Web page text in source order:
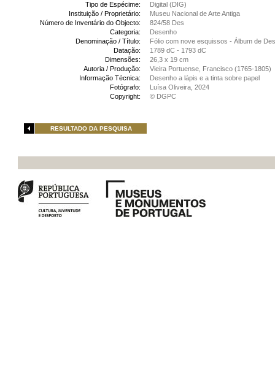
Tipo de Espécime:
Digital (DIG)
Instituição / Proprietário:
Museu Nacional de Arte Antiga
Número de Inventário do Objecto:
824/58 Des
Categoria:
Desenho
Denominação / Título:
Fólio com nove esquissos - Álbum de
Datação:
1789 dC - 1793 dC
Dimensões:
26,3 x 19 cm
Autoria / Produção:
Vieira Portuense, Francisco (1765-1805)
Informação Técnica:
Desenho a lápis e a tinta sobre papel
Fotógrafo:
Luísa Oliveira, 2024
Copyright:
© DGPC
RESULTADO DA PESQUISA